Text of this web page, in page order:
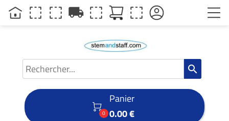
search

0
Panier
0.00 €
local_shipping